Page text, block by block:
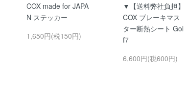
COX made for JAPA
N ステッカー
1,650円(税150円)
▼【送料弊社負担】
COX ブレーキマス
ター断熱シート Gol
f7
6,600円(税600円)